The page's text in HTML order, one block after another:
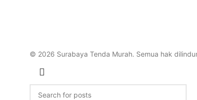
© 2026 Surabaya Tenda Murah. Semua hak